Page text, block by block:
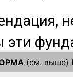
(см. выше)